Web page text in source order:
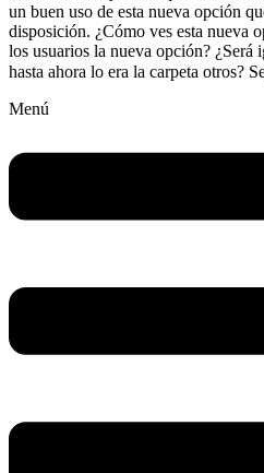
un buen uso de esta nueva opción
disposición. ¿Cómo ves esta nueva
los usuarios la nueva opción? ¿Será
hasta ahora lo era la carpeta otros?
Menú